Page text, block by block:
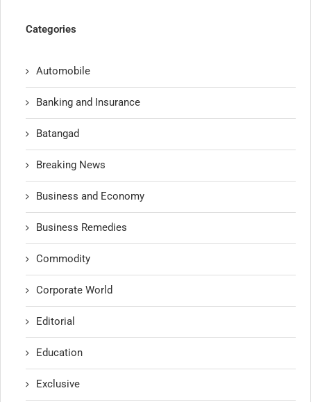
Categories
Automobile
Banking and Insurance
Batangad
Breaking News
Business and Economy
Business Remedies
Commodity
Corporate World
Editorial
Education
Exclusive